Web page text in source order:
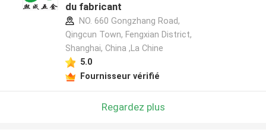
du fabricant
NO. 660 Gongzhang Road,
Qingcun Town, Fengxian District,
Shanghai, China ,La Chine
5.0
Fournisseur vérifié
Regardez plus